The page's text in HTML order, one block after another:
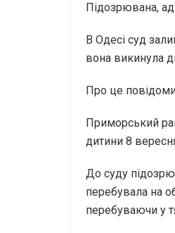
Підозрювана,
В Одесі суд
вона викинула
Про це
Приморський
дитини 8
До суду
перебувала на
перебуваючи у